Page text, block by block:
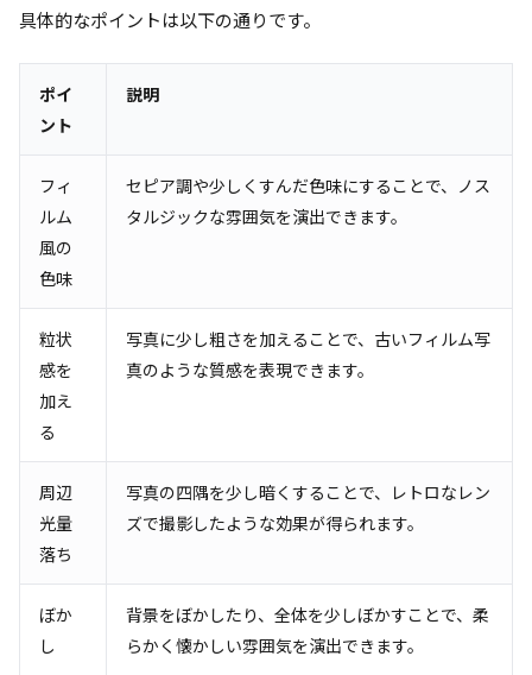
具体的なポイントは以下の通りです。
ポイ
ント
説明
フィ
ルム
風の
色味
セピア調や少しくすんだ色味にすることで、ノス
タルジックな雰囲気を演出できます。
粒状
感を
加え
る
写真に少し粗さを加えることで、古いフィルム写
真のような質感を表現できます。
周辺
光量
落ち
写真の四隅を少し暗くすることで、レトロなレン
ズで撮影したような効果が得られます。
ぼか
し
背景をぼかしたり、全体を少しぼかすことで、柔
らかく懐かしい雰囲気を演出できます。